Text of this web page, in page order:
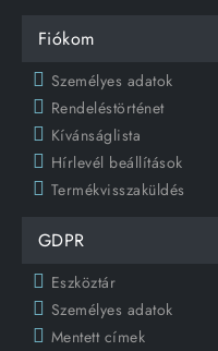
Fiókom
Személyes adatok
Rendeléstörténet
Kívánságlista
Hírlevél beállítások
Termékvisszaküldés
GDPR
Eszköztár
Személyes adatok
Mentett címek